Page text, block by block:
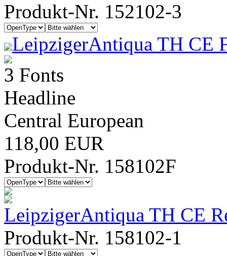
Produkt-Nr. 152102-3
LeipzigerAntiqua TH CE
3 Fonts
Headline
Central European
118,00 EUR
Produkt-Nr. 158102F
LeipzigerAntiqua TH CE
Produkt-Nr. 158102-1